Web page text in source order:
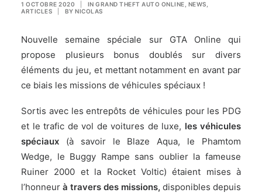
1 OCTOBRE 2020 IN GRAND THEFT AUTO ONLINE NEWS
ARTICLES
BY NICOLAS
Nouvelle semaine spéciale sur GTA Online qui
propose plusieurs bonus doublés sur divers
éléments du jeu, et mettant notamment en avant par
ce biais les missions de véhicules spéciaux !
Sortis avec les entrepôts de véhicules pour les PDG
et le trafic de vol de voitures de luxe, les véhicules
spéciaux (à savoir le Blaze Aqua, le Phamtom
Wedge, le Buggy Rampe sans oublier la fameuse
Ruiner 2000 et la Rocket Voltic) étaient mises à
l’honneur à travers des missions, disponibles depuis